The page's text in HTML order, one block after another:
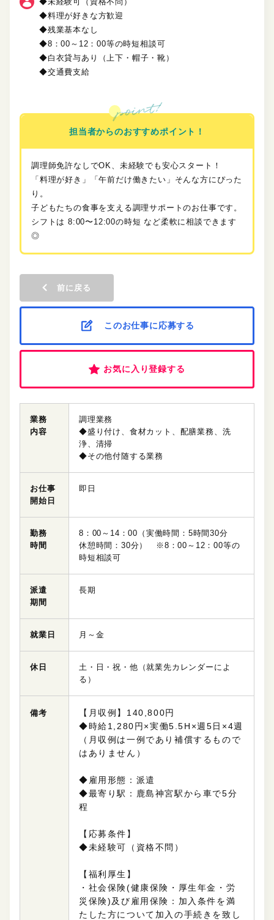
◆料理が好きな方歓迎
◆残業基本なし
◆8：00～12：00等の時短相談可
◆白衣貸与あり（上下・帽子・靴）
◆交通費支給
担当者からのおすすめポイント！
調理師免許なしでOK、未経験でも安心スタート！
「料理が好き」「午前だけ働きたい」そんな方にぴった
り。
子どもたちの食事を支える調理サポートのお仕事です。
シフトは 8:00〜12:00の時短 など柔軟に相談できます
◎
前に戻る
このお仕事に応募する
お気に入り登録する
業務
内容
調理業務
◆盛り付け、食材カット、配膳業務、洗
浄、清掃
◆その他付随する業務
お仕事
開始日
即日
勤務
時間
8：00～14：00（実働時間：5時間30分
休憩時間：30分） ※8：00～12：00等の
時短相談可
派遣
期間
長期
就業日 月～金
休日
土・日・祝・他（就業先カレンダーによ
る）
備考
【月収例】140,800円
◆時給1,280円×実働5.5H×週5日×4週
（月収例は一例であり補償するもので
はありません）
◆雇用形態：派遣
◆最寄り駅：鹿島神宮駅から車で5分
程
【応募条件】
◆未経験可（資格不問）
【福利厚生】
・社会保険(健康保険・厚生年金・労
災保険)及び雇用保険：加入条件を満
たした方について 加入の手続きを致し